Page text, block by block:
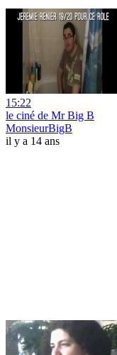
15:22
le ciné de Mr Big B
MonsieurBigB
il y a 14 ans